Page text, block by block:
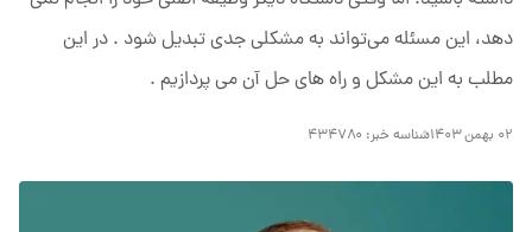
دهد، این مسئله می‌تواند به مشکلی جدی تبدیل شود . در این
مطلب به این مشکل و راه های حل آن می پردازیم .
۰۲ بهمن ۱۴۰۳ شناسه خبر: ۴۳۴۷۸۰